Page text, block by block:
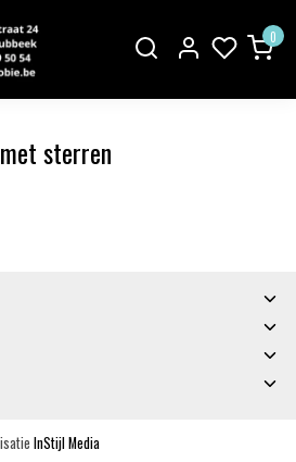
0
sterren
InStijl Media